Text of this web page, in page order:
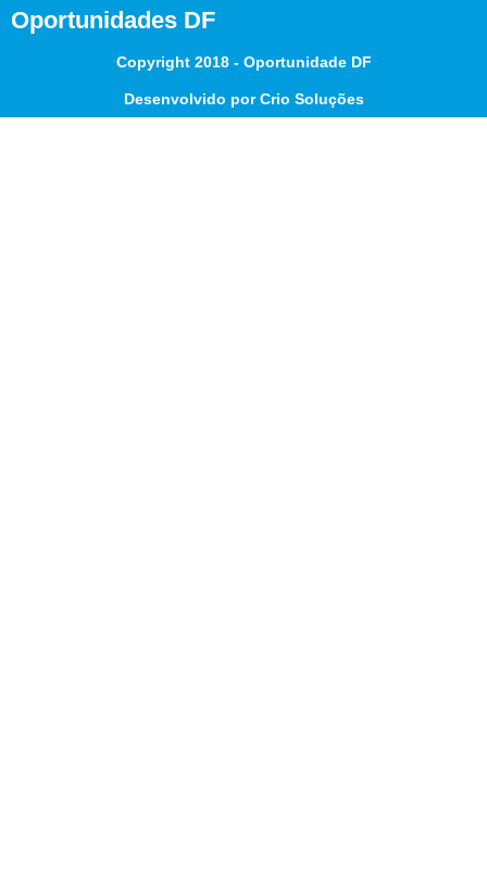
Oportunidades DF
Copyright 2018 - Oportunidade DF
Desenvolvido por Crio Soluções